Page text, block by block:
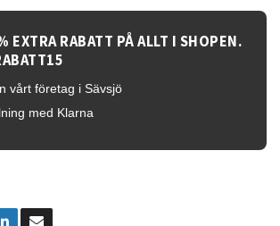
EXTRA RABATT PÅ ALLT I SHOPEN.
vårt företag i Sävsjö
med Klarna